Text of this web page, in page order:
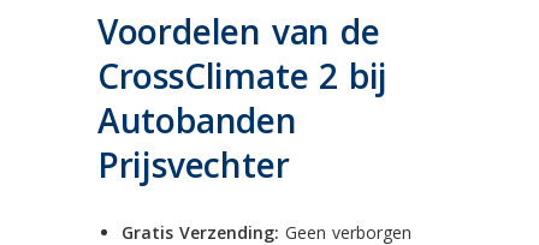
Voordelen van de
CrossClimate 2 bij
Autobanden
Prijsvechter
Gratis Verzending: Geen verborgen